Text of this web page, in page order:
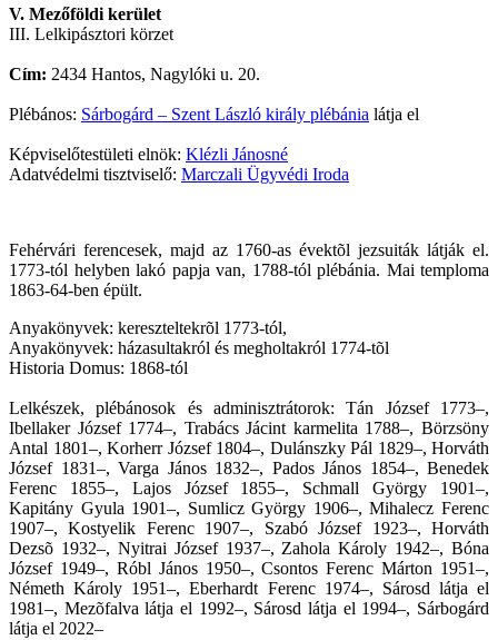
V. Mezőföldi kerület
III. Lelkipásztori körzet
Cím: 2434 Hantos, Nagylóki u. 20.
Plébános: Sárbogárd – Szent László király plébánia látja el
Képviselőtestületi elnök: Klézli Jánosné
Adatvédelmi tisztviselő: Marczali Ügyvédi Iroda
Fehérvári ferencesek, majd az 1760-as évektõl jezsuiták látják el.
1773-tól helyben lakó papja van, 1788-tól plébánia. Mai temploma
1863-64-ben épült.
Anyakönyvek: kereszteltekrõl 1773-tól,
Anyakönyvek: házasultakról és megholtakról 1774-tõl
Historia Domus: 1868-tól
Lelkészek, plébánosok és adminisztrátorok: Tán József 1773–,
Ibellaker József 1774–, Trabács Jácint karmelita 1788–, Börzsöny
Antal 1801–, Korherr József 1804–, Dulánszky Pál 1829–, Horváth
József 1831–, Varga János 1832–, Pados János 1854–, Benedek
Ferenc 1855–, Lajos József 1855–, Schmall György 1901–,
Kapitány Gyula 1901–, Sumlicz György 1906–, Mihalecz Ferenc
1907–, Kostyelik Ferenc 1907–, Szabó József 1923–, Horváth
Dezsõ 1932–, Nyitrai József 1937–, Zahola Károly 1942–, Bóna
József 1949–, Róbl János 1950–, Csontos Ferenc Márton 1951–,
Németh Károly 1951–, Eberhardt Ferenc 1974–, Sárosd látja el
1981–, Mezõfalva látja el 1992–, Sárosd látja el 1994–, Sárbogárd
látja el 2022–